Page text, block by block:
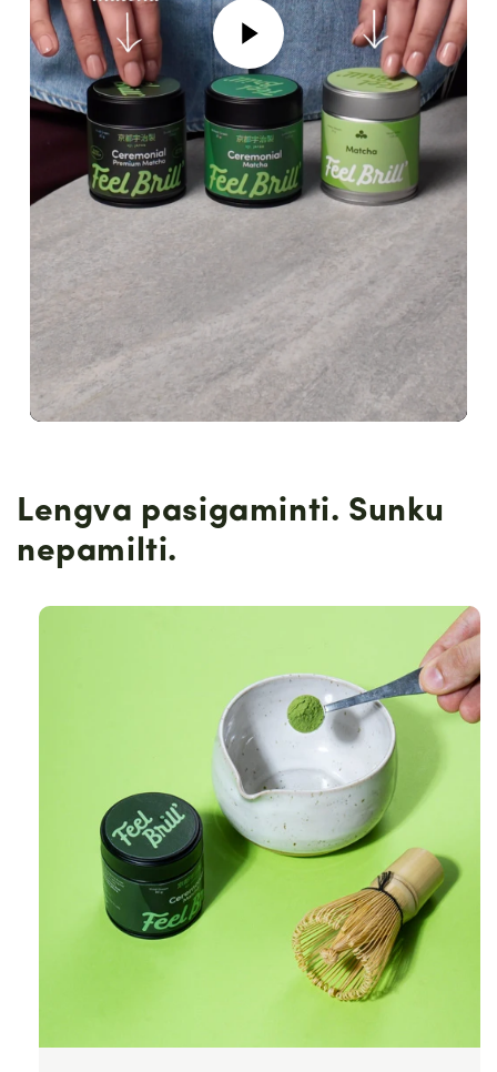
Lengva pasigaminti. Sunku
nepamilti.